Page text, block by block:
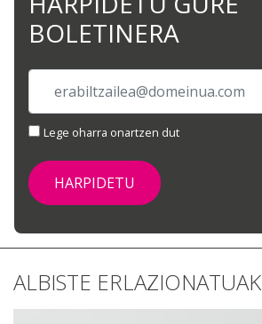
BOLETINERA
Lege oharra onartzen dut
ALBISTE ERLAZIONATUAK